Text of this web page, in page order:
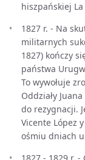
hiszpańskiej La
1827 r. - Na
militarnych
1827) kończy
państwa
To wywołuje
Oddziały
do rezygnacji.
Vicente López
ośmiu dniach